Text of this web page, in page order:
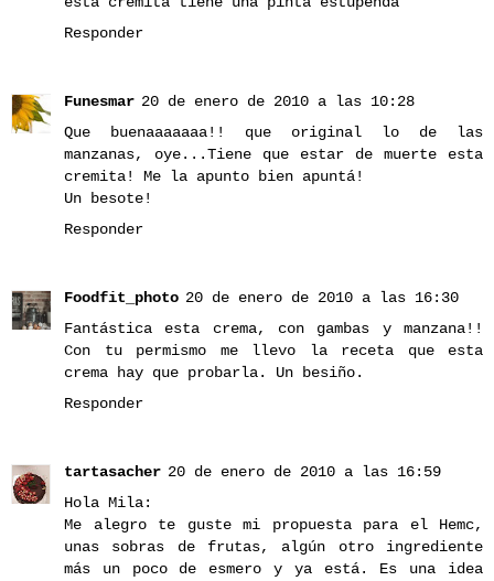
Responder
Funesmar 20 de enero de 2010 a las 10:28
Que buenaaaaaaa!! que original lo de las
manzanas, oye...Tiene que estar de muerte esta
cremita! Me la apunto bien apuntá!
Un besote!
Responder
Foodfit_photo 20 de enero de 2010 a las 16:30
Fantástica esta crema, con gambas y manzana!!
Con tu permismo me llevo la receta que esta
crema hay que probarla. Un besiño.
Responder
tartasacher 20 de enero de 2010 a las 16:59
Hola Mila:
Me alegro te guste mi propuesta para el Hemc,
unas sobras de frutas, algún otro ingrediente
más un poco de esmero y ya está. Es una idea